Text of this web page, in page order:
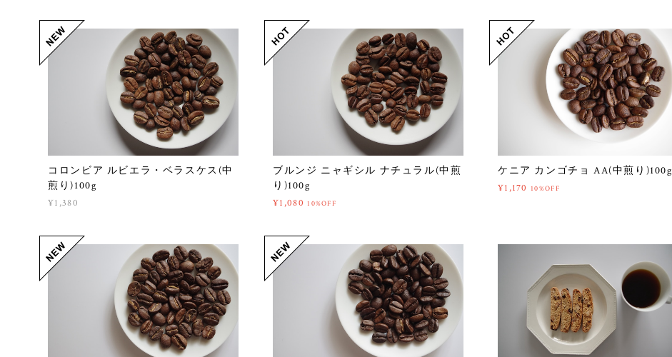
コロンビア ルビエラ・ベラスケス(中
煎り)100g
¥1,380
ブルンジ ニャギシル ナチュラル(中煎
り)100g
¥1,080 10%OFF
ケニア カンゴチョ AA(中煎り)100g
¥1,170 10%OFF